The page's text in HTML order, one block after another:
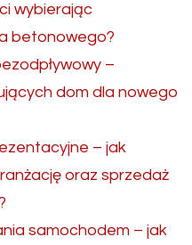
wybierając
betonowego?
–
dom dla nowego
– jak
oraz sprzedaż
samochodem – jak